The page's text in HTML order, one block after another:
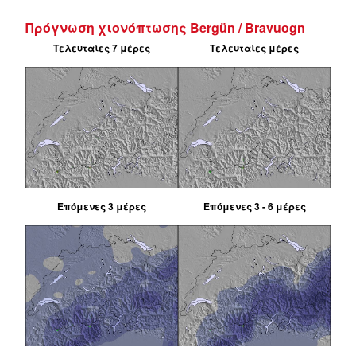
Πρόγνωση χιονόπτωσης Bergün / Bravuogn
Τελευταίες 7 μέρες Τελευταίες μέρες
Επόμενες 3 μέρες Επόμενες 3 - 6 μέρες